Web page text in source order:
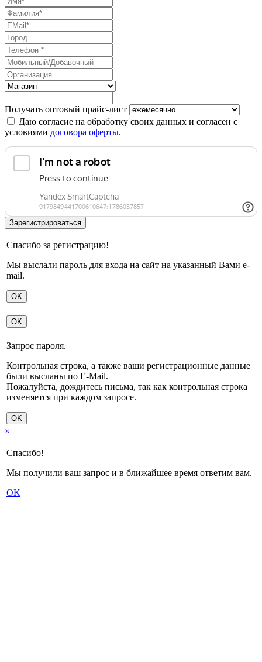
Получать оптовый прайс-лист
Даю согласие на обработку своих данных и согласен с
условиями договора оферты.
Спасибо за регистрацию!
Мы выслали пароль для входа на сайт на указанный Вами e-
mail.
OK
OK
Запрос пароля.
Контрольная строка, а также ваши регистрационные данные
были высланы по E-Mail.
Пожалуйста, дождитесь письма, так как контрольная строка
изменяется при каждом запросе.
OK
×
Спасибо!
Мы получили ваш запрос и в ближайшее время ответим вам.
OK